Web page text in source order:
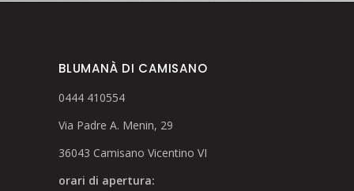
BLUMANÀ DI CAMISANO
0444 410554
Via Padre A. Menin, 29
36043 Camisano Vicentino VI
orari di apertura: